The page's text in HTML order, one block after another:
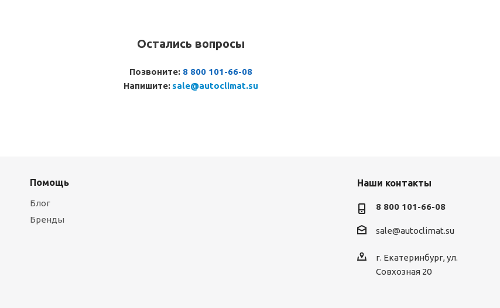
Остались вопросы
Позвоните: 8 800 101-66-08
Напишите: sale@autoclimat.su
Помощь
Блог
Бренды
Наши контакты
8 800 101-66-08
sale@autoclimat.su
г. Екатеринбург, ул.
Совхозная 20